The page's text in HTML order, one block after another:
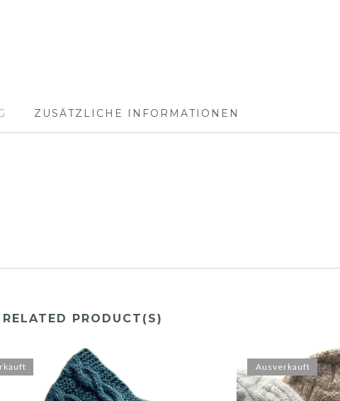
ZUSÄTZLICHE INFORMATIONEN
RELATED PRODUCT(S)
Ausverkauft